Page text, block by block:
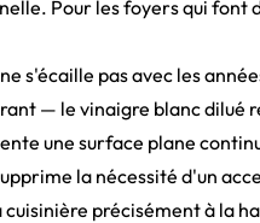
Pour les foyers qui
s'écaille pas avec les
— le vinaigre blanc dilué
une surface plane
la nécessité d'un
précisément à la